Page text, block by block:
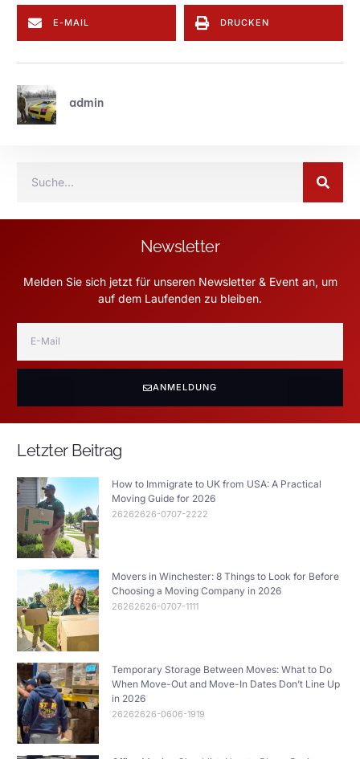
E-MAIL DRUCKEN
admin
Newsletter
Melden Sie sich jetzt für unseren Newsletter & Event an, um
auf dem Laufenden zu bleiben.
ANMELDUNG
Letzter Beitrag
How to Immigrate to UK from USA: A Practical
Moving Guide for 2026
26262626-0707-2222
Movers in Winchester: 8 Things to Look for Before
Choosing a Moving Company in 2026
26262626-0707-1111
Temporary Storage Between Moves: What to Do
When Move-Out and Move-In Dates Don’t Line Up
in 2026
26262626-0606-1919